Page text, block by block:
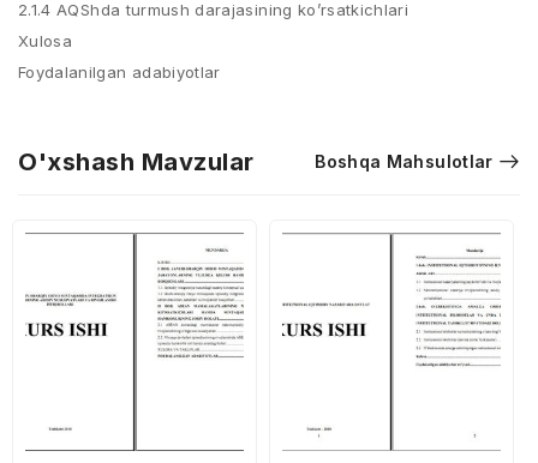
2.1.4 AQShda turmush darajasining ko’rsatkichlari
Xulosa
Foydalanilgan adabiyotlar
O'xshash Mavzular Boshqa Mahsulotlar